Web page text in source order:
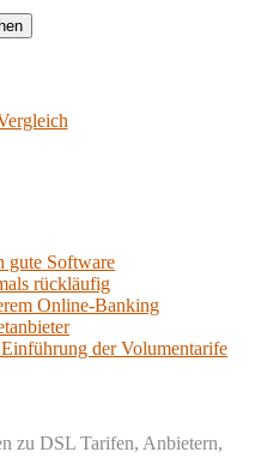
gute Software
rückläufig
Online-Banking
der Volumentarife
zu DSL Tarifen, Anbietern,